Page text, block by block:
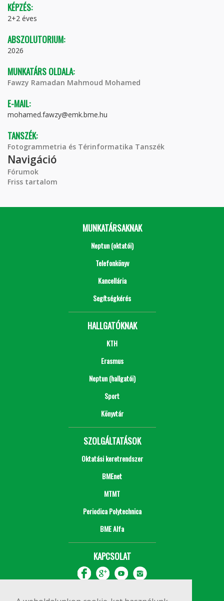
KÉPZÉS:
2+2 éves
ABSZOLUTORIUM:
2026
MUNKATÁRS OLDALA:
Fawzy Ramadan Mahmoud Mohamed
E-MAIL:
mohamed.fawzy@emk.bme.hu
TANSZÉK:
Fotogrammetria és Térinformatika Tanszék
Navigáció
Fórumok
Friss tartalom
MUNKATÁRSAKNAK
Neptun (oktatói)
Telefonkönyv
Kancellária
Segítségkérés
HALLGATÓKNAK
KTH
Erasmus
Neptun (hallgatói)
Sport
Könyvtár
SZOLGÁLTATÁSOK
Oktatási keretrendszer
BMEnet
MTMT
Periodica Polytechnica
BME Alfa
KAPCSOLAT